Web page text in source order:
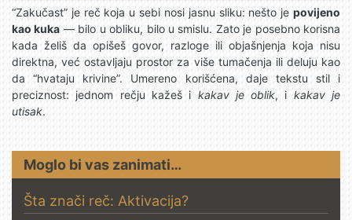
“Zakučast” je reč koja u sebi nosi jasnu sliku: nešto jepovijeno
kao kuka— bilo u obliku, bilo u smislu. Zato je posebno korisna
kada želiš da opišeš govor, razloge ili objašnjenja koja nisu
direktna, već ostavljaju prostor za više tumačenja ili deluju kao
da “hvataju krivine”. Umereno korišćena, daje tekstu stil i
preciznost: jednom rečju kažeš i kakav je oblik, ikakav je
utisak.
Moglo bi vas zanimati…
Šta znači reč: Aktivacija?